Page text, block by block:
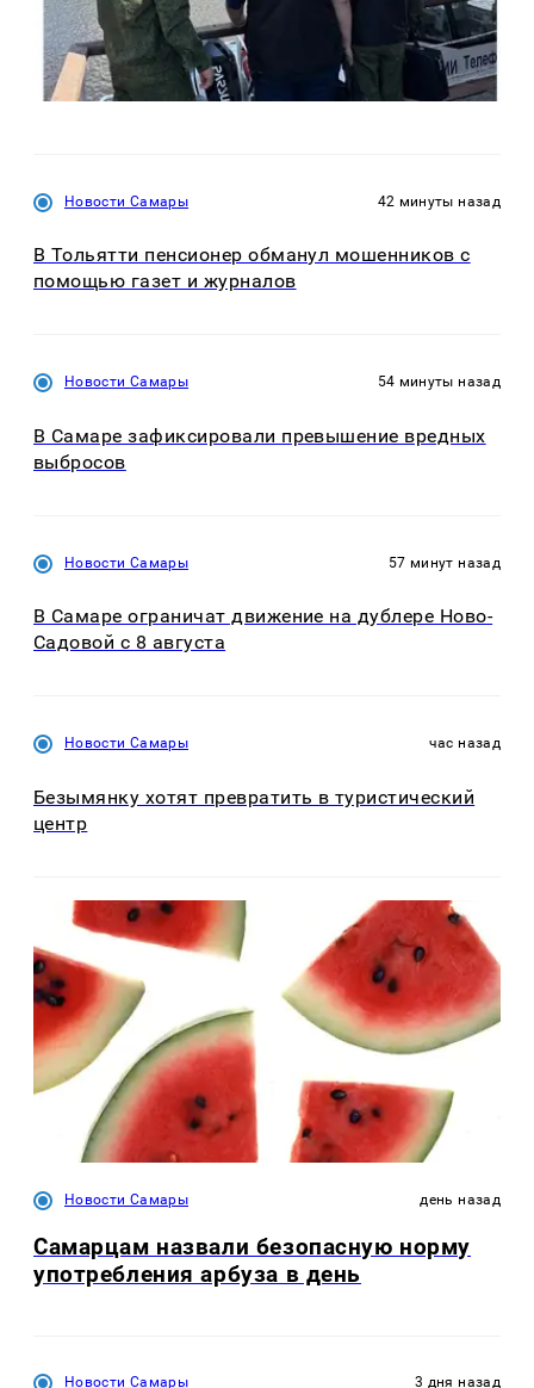
Новости Самары 42 минуты назад
В Тольятти пенсионер обманул мошенников с
помощью газет и журналов
Новости Самары 54 минуты назад
В Самаре зафиксировали превышение вредных
выбросов
Новости Самары 57 минут назад
В Самаре ограничат движение на дублере Ново-
Садовой с 8 августа
Новости Самары час назад
Безымянку хотят превратить в туристический
центр
Новости Самары день назад
Самарцам назвали безопасную норму
употребления арбуза в день
Новости Самары 3 дня назад